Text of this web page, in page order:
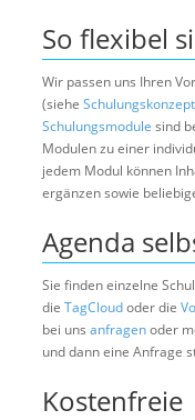
So flexibel
Wir passen uns Ihren
(siehe
Schulungsmodule sind
Modulen zu einer
jedem Modul können
ergänzen sowie
Agenda
Sie finden einzelne
die TagCloudoder die
bei uns anfragenoder
und dann eine Anfrage
Kostenfreie